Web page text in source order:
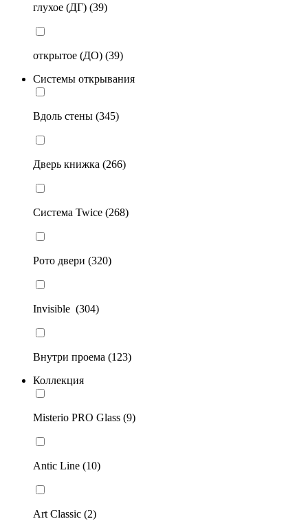
глухое (ДГ) (39)
открытое (ДО) (39)
Системы открывания
Вдоль стены (345)
Дверь книжка (266)
Система Twice (268)
Рото двери (320)
Invisible (304)
Внутри проема (123)
Коллекция
Misterio PRO Glass (9)
Antic Line (10)
Art Classic (2)